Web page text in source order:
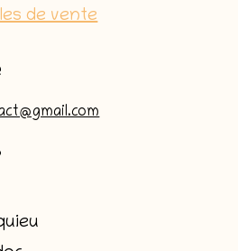
de vente